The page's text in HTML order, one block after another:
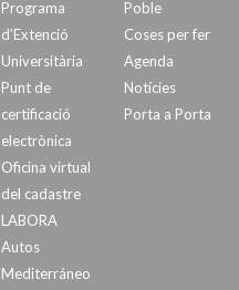
Programa
d’Extenció
Universitària
Punt de
certificació
electrònica
Oficina virtual
del cadastre
LABORA
Autos
Mediterráneo
Poble
Coses per fer
Agenda
Notícies
Porta a Porta